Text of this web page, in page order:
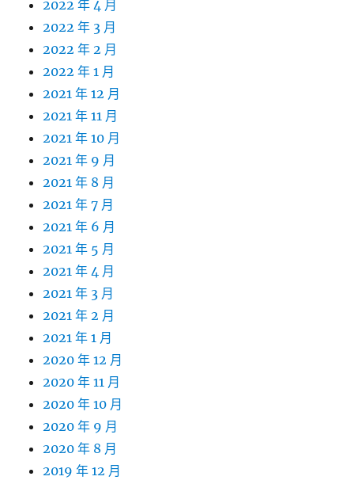
2022 年 4 月
2022 年 3 月
2022 年 2 月
2022 年 1 月
2021 年 12 月
2021 年 11 月
2021 年 10 月
2021 年 9 月
2021 年 8 月
2021 年 7 月
2021 年 6 月
2021 年 5 月
2021 年 4 月
2021 年 3 月
2021 年 2 月
2021 年 1 月
2020 年 12 月
2020 年 11 月
2020 年 10 月
2020 年 9 月
2020 年 8 月
2019 年 12 月